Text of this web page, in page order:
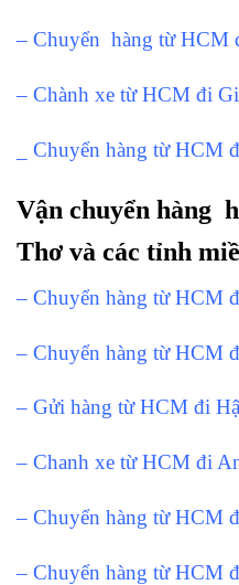
– Chuyển hàng từ HCM
– Chành xe từ HCM đi
_ Chuyển hàng từ HCM
Vận chuyển hàng
Thơ và các tỉnh
– Chuyển hàng từ HCM
– Chuyển hàng từ HCM
– Gửi hàng từ HCM đi
– Chanh xe từ HCM đi
– Chuyển hàng từ HCM
– Chuyển hàng từ HCM